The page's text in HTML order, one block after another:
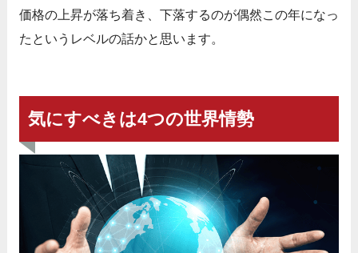
価格の上昇が落ち着き、下落するのが偶然この年になっ
たというレベルの話かと思います。
気にすべきは4つの世界情勢